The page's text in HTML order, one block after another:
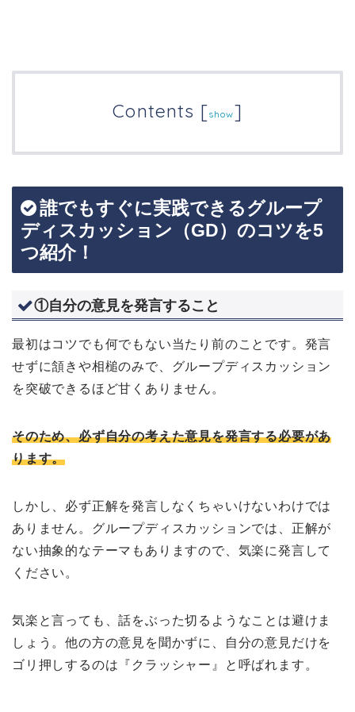
Contents [show]
誰でもすぐに実践できるグループ
ディスカッション（GD）のコツを5
つ紹介！
①自分の意見を発言すること
最初はコツでも何でもない当たり前のことです。発言
せずに頷きや相槌のみで、グループディスカッション
を突破できるほど甘くありません。
そのため、必ず自分の考えた意見を発言する必要があ
ります。
しかし、必ず正解を発言しなくちゃいけないわけでは
ありません。グループディスカッションでは、正解が
ない抽象的なテーマもありますので、気楽に発言して
ください。
気楽と言っても、話をぶった切るようなことは避けま
しょう。他の方の意見を聞かずに、自分の意見だけを
ゴリ押しするのは『クラッシャー』と呼ばれます。